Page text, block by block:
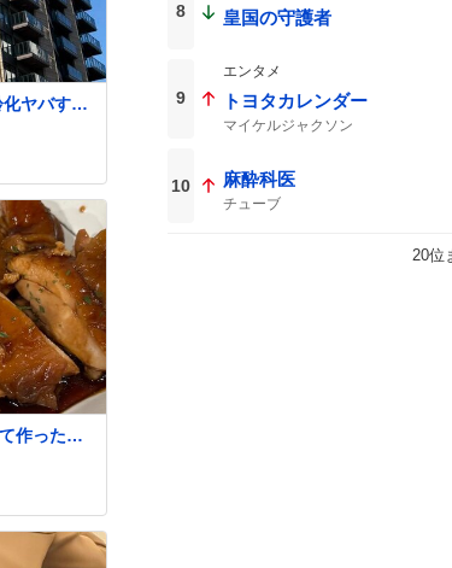
ヤバすぎ
高齢者を
にある
作ったら
てくれて
8 皇国の守護者
9
エンタメ
トヨタカレンダー
マイケルジャクソン
10 麻酔科医
チューブ
20位